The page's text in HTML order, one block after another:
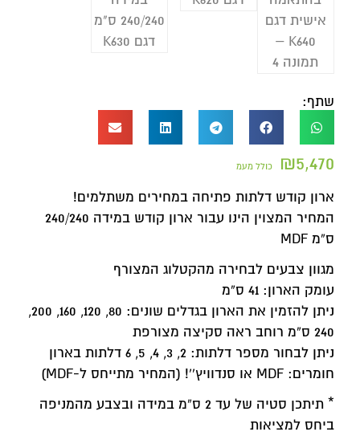
שתף:
₪5,470 כולל מעמ
ארון קודש דלתות פתיחה במחירים משתלמים!
המחיר המצוין הינו עבור ארון קודש במידה 240/240
ס”מ MDF
מגוון צבעים לבחירה מהקטלוג המצורף
עומק הארון: 41 ס”מ
ניתן להזמין את הארון בגדלים שונים: 80, 120, 160, 200,
240 ס”מ רוחב ראה סקיצה מצורפת
ניתן לבחור מספר דלתות: 2, 3, 4, 5, 6 דלתות בארון
חומרים: MDF או סנדוויץ'’! (המחיר מתייחס ל-MDF)
* תיתכן סטיה של עד 2 ס”מ במידה ובצבע מהמניפה
ביחס למציאות